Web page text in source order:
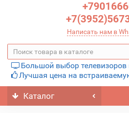
Написать нам в
Большой выбор телевизоров
Лучшая цена на
Каталог